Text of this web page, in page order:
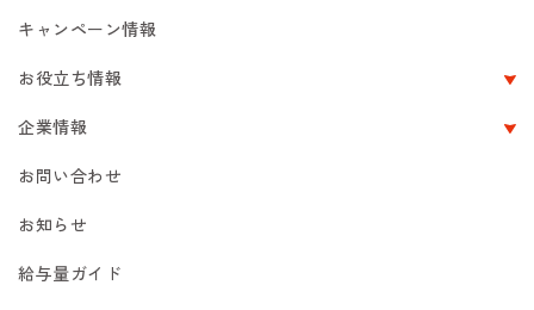
キャンペーン情報
お役立ち情報
企業情報
お問い合わせ
お知らせ
給与量ガイド